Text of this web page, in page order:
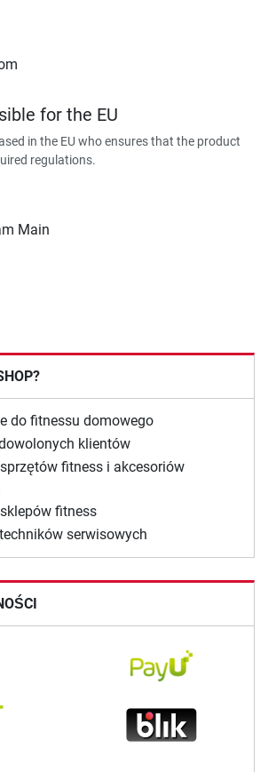
for the EU
in the EU who ensures that the product
regulations.
Main
do fitnessu domowego
klientów
fitness i akcesoriów
fitness
serwisowych